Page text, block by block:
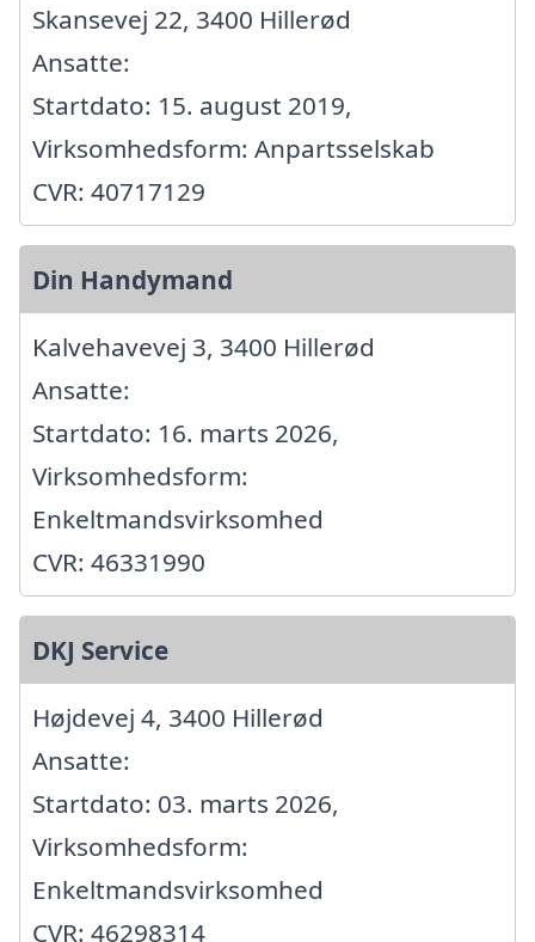
Skansevej 22, 3400 Hillerød
Ansatte:
Startdato: 15. august 2019,
Virksomhedsform: Anpartsselskab
CVR: 40717129
Din Handymand
Kalvehavevej 3, 3400 Hillerød
Ansatte:
Startdato: 16. marts 2026,
Virksomhedsform:
Enkeltmandsvirksomhed
CVR: 46331990
DKJ Service
Højdevej 4, 3400 Hillerød
Ansatte:
Startdato: 03. marts 2026,
Virksomhedsform:
Enkeltmandsvirksomhed
CVR: 46298314